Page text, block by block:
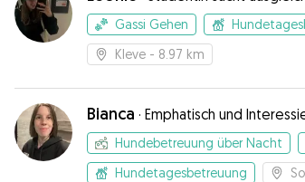
Gassi Gehen
Kleve - 8.97 km
Bianca · Emphatisch und
Hundebetreuung über Nacht
Hundetagesbetreuung